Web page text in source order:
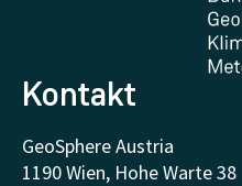
FAQ - Häufig gestellte
Forschung unterstützen
Kontakt
GeoSphere Austria
1190 Wien, Hohe Warte 38